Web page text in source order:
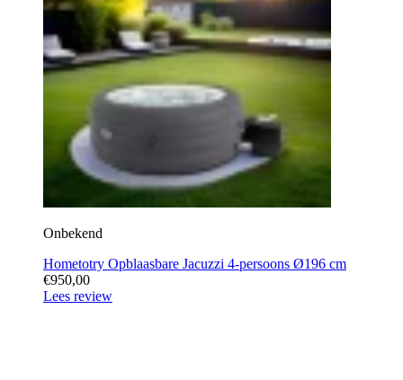
Onbekend
Hometotry Opblaasbare Jacuzzi 4-persoons Ø196 cm
€950,00
Lees review